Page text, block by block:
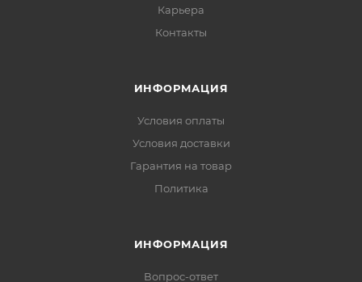
Карьера
Контакты
ИНФОРМАЦИЯ
Условия оплаты
Условия доставки
Гарантия на товар
Политика
ИНФОРМАЦИЯ
Вопрос-ответ